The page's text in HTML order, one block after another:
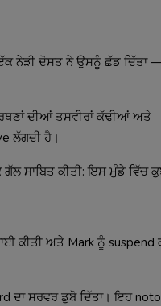
ਨੇੜੀ ਦੋਸਤ ਨੇ ਉਸਨੂੰ ਛੱਡ ਦਿੱਤਾ
ਦੀਆਂ ਤਸਵੀਰਾਂ ਕੱਢੀਆਂ ਅਤੇ
ਲੱਗਦੀ ਹੈ।
ਸਾਬਿਤ ਕੀਤੀ: ਇਸ ਮੁੰਡੇ ਵਿੱਚ
ਕੀਤੀ ਅਤੇ Mark ਨੂੰ suspend
ਦਾ ਸਰਵਰ ਡੁਬੋ ਦਿੱਤਾ। ਇਹ